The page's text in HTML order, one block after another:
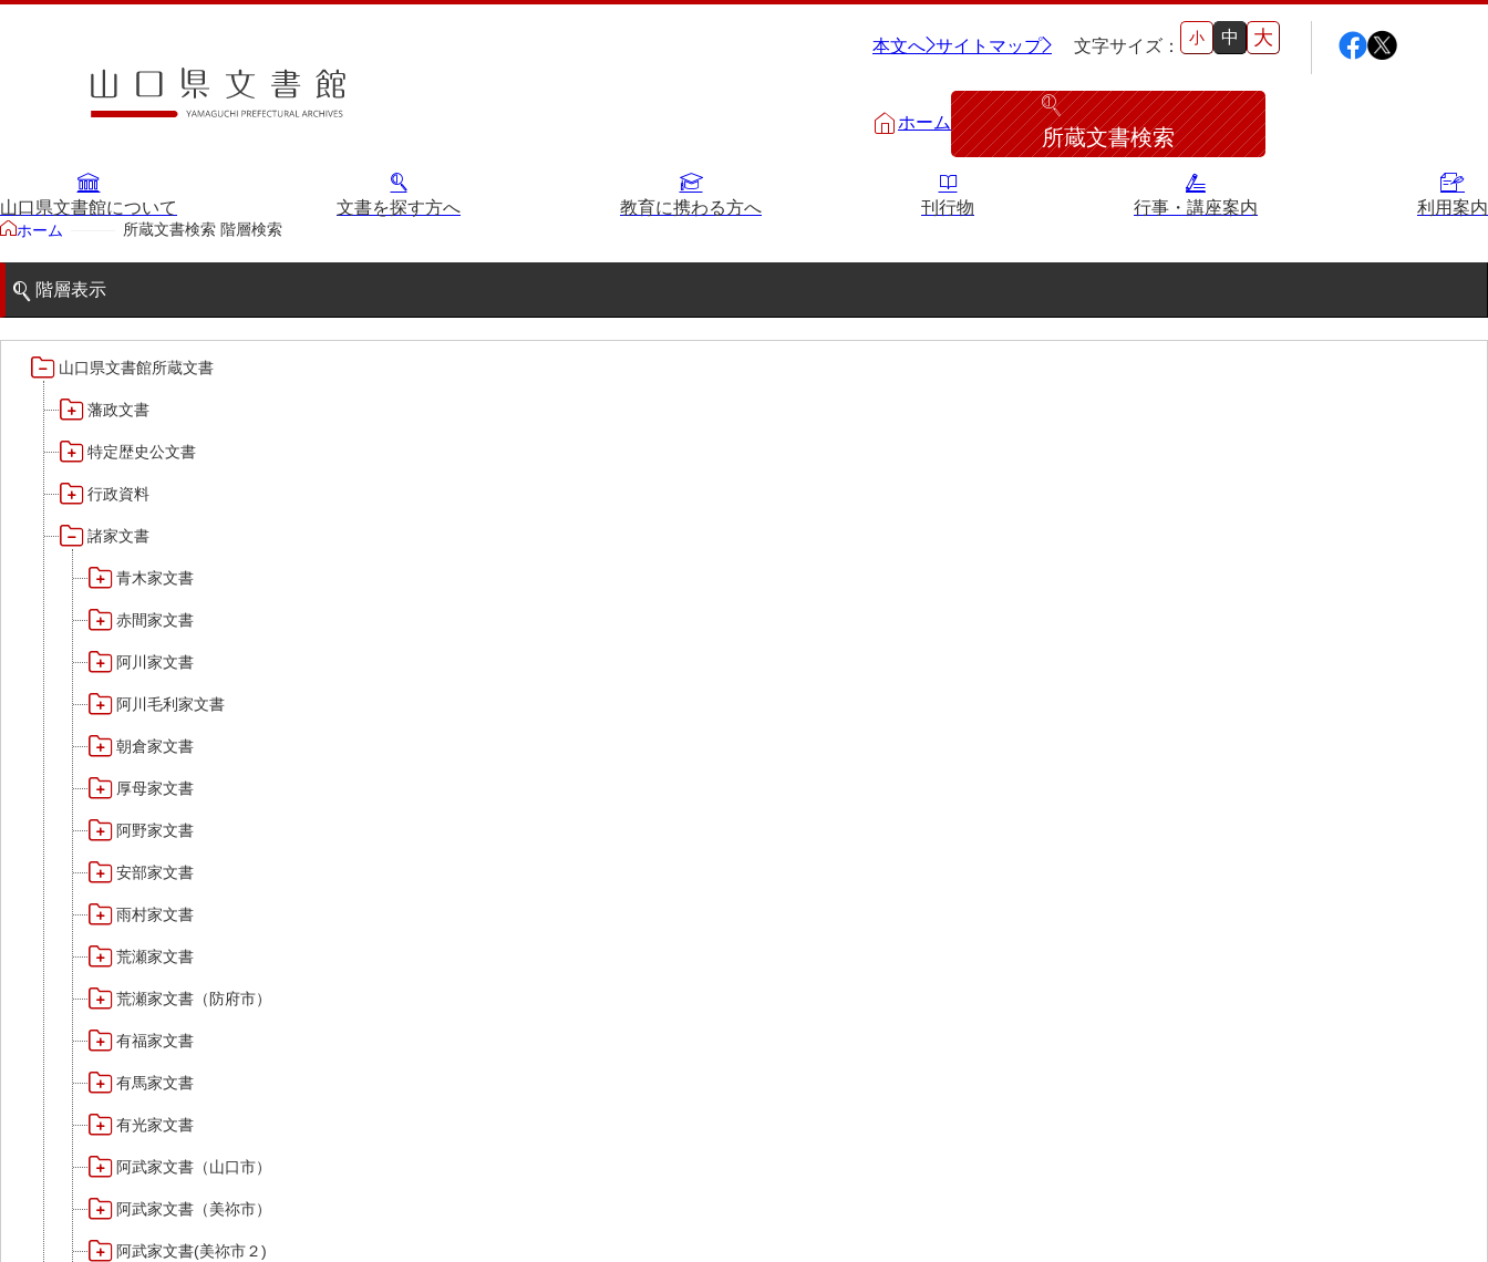
本文へ サイトマップ 文字サイズ： 小 中 大
ホーム
所蔵文書検索
山口県文書館について 文書を探す方へ 教育に携わる方へ 刊行物 行事・講座案内 利用案内
ホーム 所蔵文書検索 階層検索
階層表示
山口県文書館所蔵文書
藩政文書
特定歴史公文書
行政資料
諸家文書
青木家文書
赤間家文書
阿川家文書
阿川毛利家文書
朝倉家文書
厚母家文書
阿野家文書
安部家文書
雨村家文書
荒瀬家文書
荒瀬家文書（防府市）
有福家文書
有馬家文書
有光家文書
阿武家文書（山口市）
阿武家文書（美祢市）
阿武家文書(美祢市２)